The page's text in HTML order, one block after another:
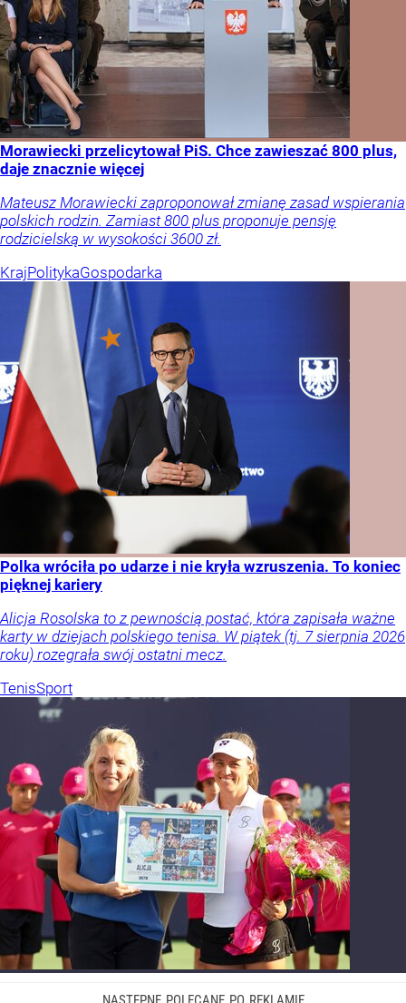
Morawiecki przelicytował PiS. Chce zawieszać 800 plus,
daje znacznie więcej
Mateusz Morawiecki zaproponował zmianę zasad wspierania
polskich rodzin. Zamiast 800 plus proponuje pensję
rodzicielską w wysokości 3600 zł.
KrajPolitykaGospodarka
Polka wróciła po udarze i nie kryła wzruszenia. To koniec
pięknej kariery
Alicja Rosolska to z pewnością postać, która zapisała ważne
karty w dziejach polskiego tenisa. W piątek (tj. 7 sierpnia 2026
roku) rozegrała swój ostatni mecz.
TenisSport